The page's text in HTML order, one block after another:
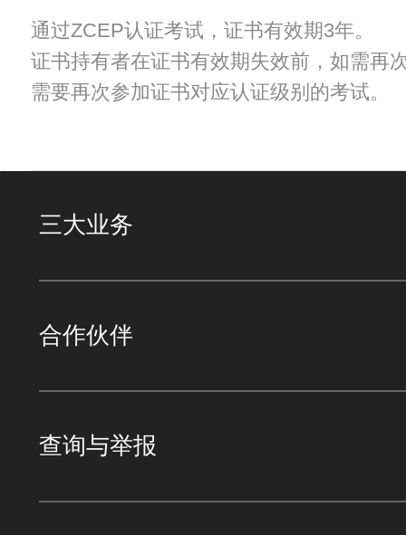
通过ZCEP认证考试，证书有效期3年。
证书持有者在证书有效期失效前，如需再
需要再次参加证书对应认证级别的考试。
三大业务
合作伙伴
查询与举报